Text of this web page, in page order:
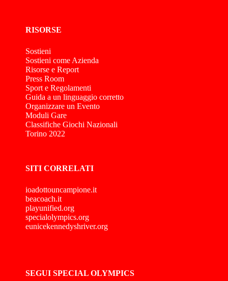
RISORSE
Sostieni
Sostieni come Azienda
Risorse e Report
Press Room
Sport e Regolamenti
Guida a un linguaggio corretto
Organizzare un Evento
Moduli Gare
Classifiche Giochi Nazionali
Torino 2022
SITI CORRELATI
ioadottouncampione.it
beacoach.it
playunified.org
specialolympics.org
eunicekennedyshriver.org
SEGUI SPECIAL OLYMPICS